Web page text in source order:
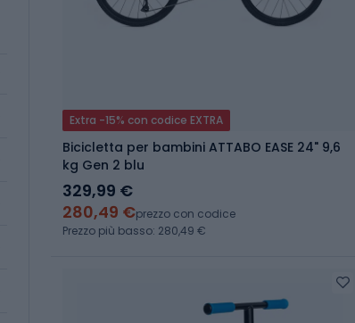
Extra -15% con codice EXTRA
Bicicletta per bambini ATTABO EASE 24" 9,6
kg Gen 2 blu
329,99 €
280,49 €prezzo con codice
Prezzo più basso: 280,49 €